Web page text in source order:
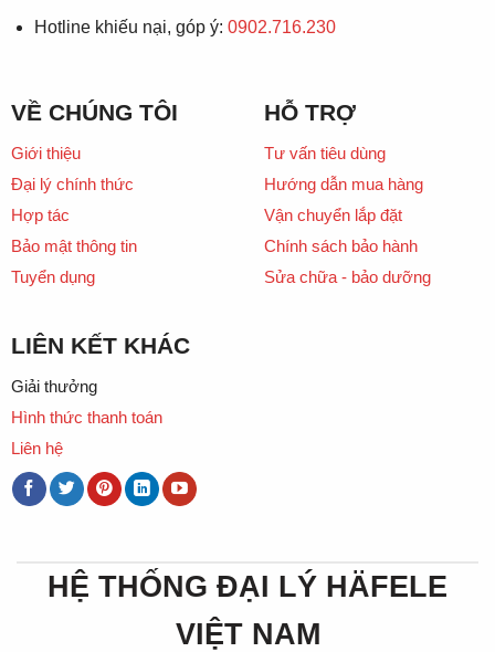
Hotline khiếu nại, góp ý: 0902.716.230
VỀ CHÚNG TÔI
Giới thiệu
Đại lý chính thức
Hợp tác
Bảo mật thông tin
Tuyển dụng
HỖ TRỢ
Tư vấn tiêu dùng
Hướng dẫn mua hàng
Vận chuyển lắp đặt
Chính sách bảo hành
Sửa chữa - bảo dưỡng
LIÊN KẾT KHÁC
Giải thưởng
Hình thức thanh toán
Liên hệ
HỆ THỐNG ĐẠI LÝ HÄFELE
VIỆT NAM